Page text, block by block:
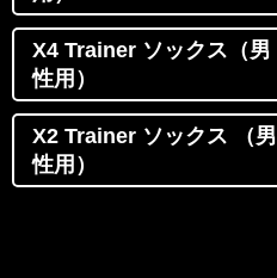
X4 Trainer ソックス（男
性用）
X2 Trainer ソックス （男
性用）